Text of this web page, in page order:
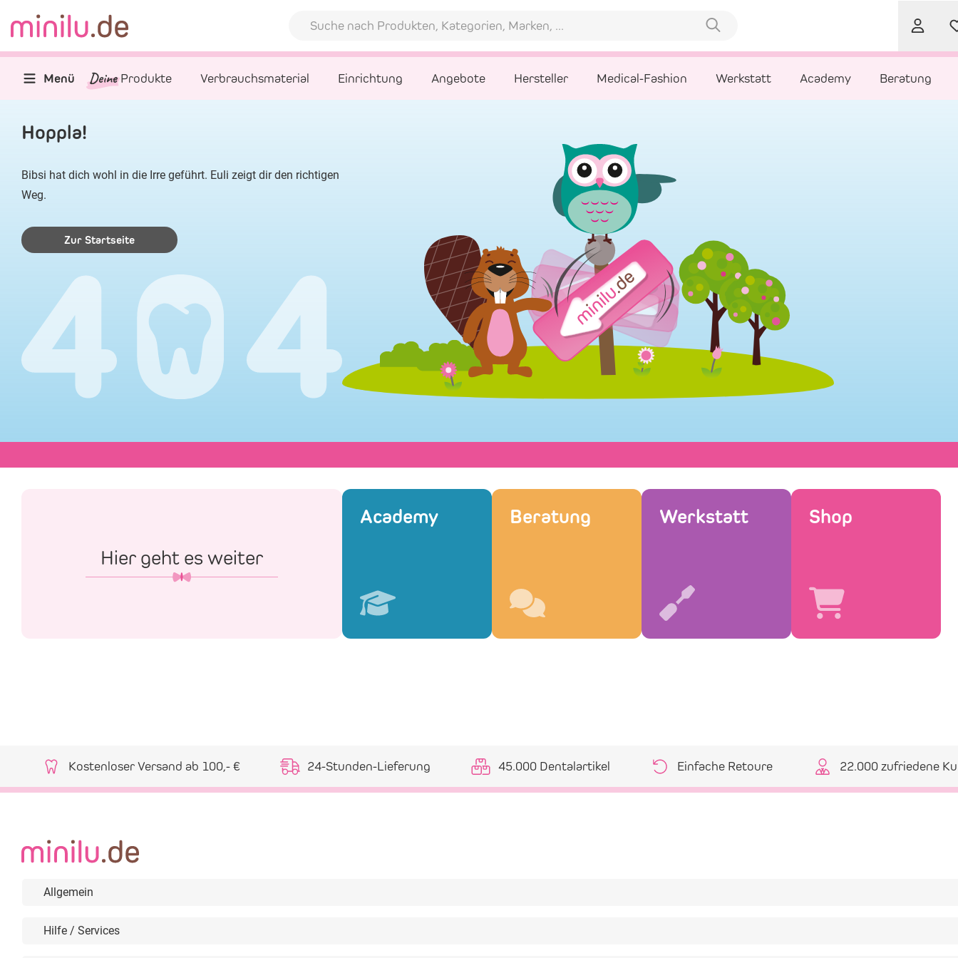
Menü Deine Produkte Verbrauchsmaterial Einrichtung Angebote Hersteller Medical-Fashion Werkstatt Academy Beratung
Hoppla!
Bibsi hat dich wohl in die Irre geführt. Euli zeigt dir den richtigen
Weg.
Zur Startseite
Hier geht es weiter
Academy Beratung Werkstatt Shop
Kostenloser Versand ab 100,- € 24-Stunden-Lieferung 45.000 Dentalartikel Einfache Retoure 22.000 zufriedene
Allgemein
Hilfe / Services